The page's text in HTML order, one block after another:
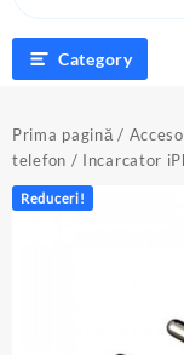
Category
Prima pagină /
telefon / Incarcator
Reduceri!